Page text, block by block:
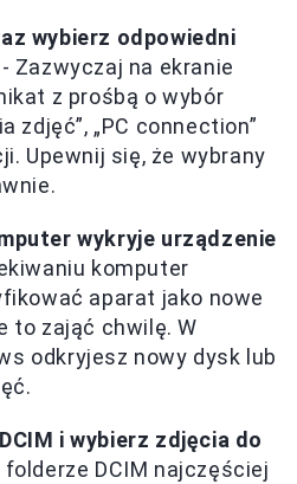
wybierz odpowiedni
- Zazwyczaj na ekranie
z prośbą o wybór
zdjęć”, „PC connection”
Upewnij się, że wybrany
wykryje urządzenie
komputer
aparat jako nowe
to zająć chwilę. W
odkryjesz nowy dysk lub
i wybierz zdjęcia do
folderze DCIM najczęściej